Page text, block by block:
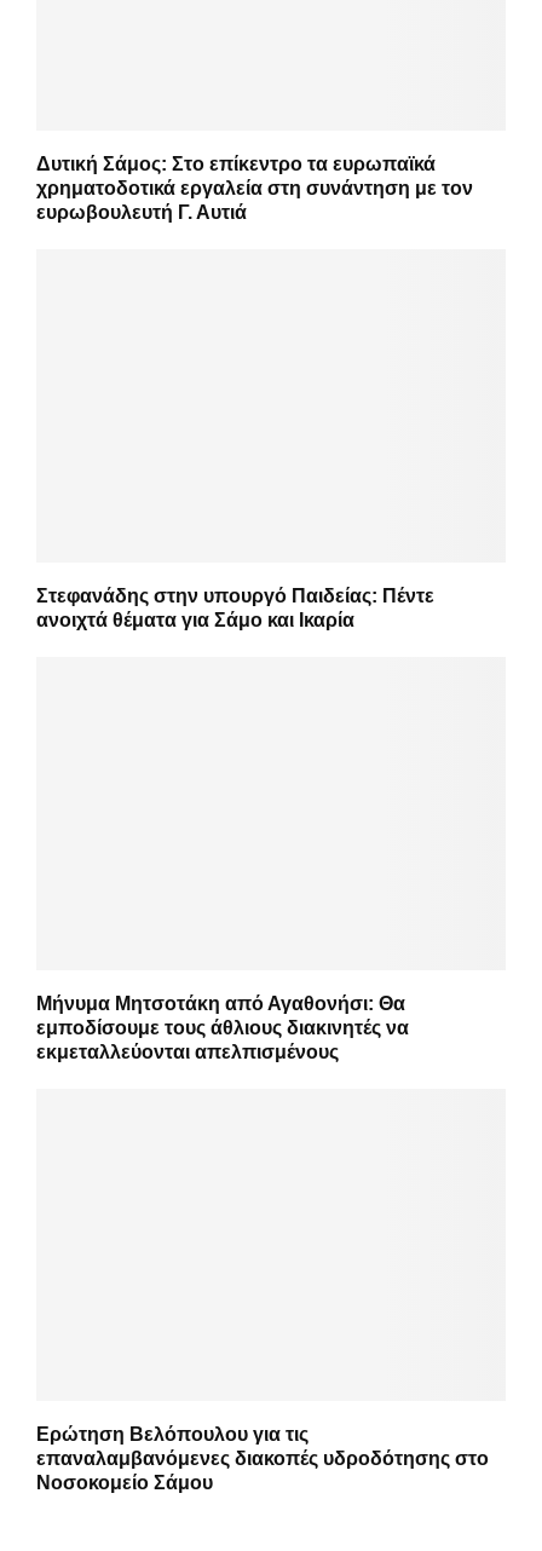
Δυτική Σάμος: Στο επίκεντρο τα ευρωπαϊκά
χρηματοδοτικά εργαλεία στη συνάντηση με τον
ευρωβουλευτή Γ. Αυτιά
Στεφανάδης στην υπουργό Παιδείας: Πέντε
ανοιχτά θέματα για Σάμο και Ικαρία
Μήνυμα Μητσοτάκη από Αγαθονήσι: Θα
εμποδίσουμε τους άθλιους διακινητές να
εκμεταλλεύονται απελπισμένους
Ερώτηση Βελόπουλου για τις
επαναλαμβανόμενες διακοπές υδροδότησης στο
Νοσοκομείο Σάμου